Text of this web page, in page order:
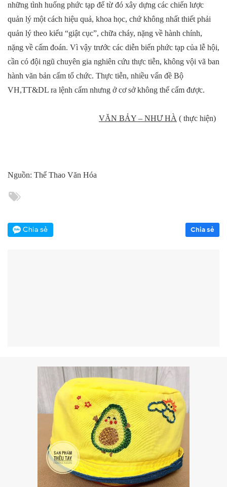
những tình huống phức tạp để từ đó xây dựng các chiến lược
quản lý một cách hiệu quả, khoa học, chứ không nhất thiết phải
quản lý theo kiểu “giật cục”, chữa cháy, nặng về hành chính,
nặng về cấm đoán. Vì vậy trước các diễn biến phức tạp của lễ hội,
cần có đội ngũ chuyên gia nghiên cứu thực tiễn, không vội vã ban
hành văn bản cấm tổ chức. Thực tiễn, nhiều vấn đề Bộ
VH,TT&DL ra lệnh cấm nhưng ở cơ sở không thể cấm được.
VĂN BẢY – NHƯ HÀ ( thực hiện)
Nguồn: Thể Thao Văn Hóa
Chia sẻ Chia sẻ